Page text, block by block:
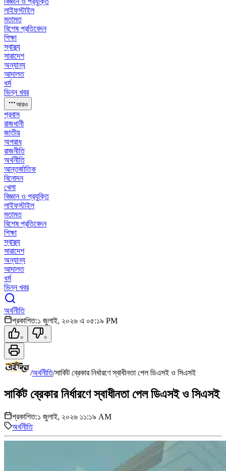
লাইফস্টাইল
মতামত
বিশেষ প্রতিবেদন
শিক্ষা
স্বাস্থ্য
সারাদেশ
অন্যান্য
আদালত
ধর্ম
ভিন্ন খবর
আরও
প্রবাস
রাজধানী
জাতীয়
অপরাধ
রাজনীতি
অর্থনীতি
আন্তর্জাতিক
বিনোদন
খেলা
বিজ্ঞান ও প্রযুক্তি
লাইফস্টাইল
মতামত
বিশেষ প্রতিবেদন
শিক্ষা
স্বাস্থ্য
সারাদেশ
অন্যান্য
আদালত
ধর্ম
ভিন্ন খবর
অর্থনীতি
প্রকাশিত:১ জুলাই, ২০২৬ এ ০৫:১৯ PM
০ ০
/অর্থনীতি/সার্কিট ব্রেকার নির্ধারণে স্বাধীনতা পেল ডিএসই ও সিএসই
সার্কিট ব্রেকার নির্ধারণে স্বাধীনতা পেল ডিএসই ও সিএসই
প্রকাশিত:১ জুলাই, ২০২৬ ১১:১৯ AM
অর্থনীতি